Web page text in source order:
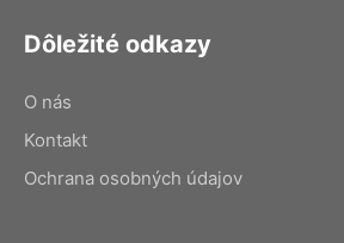
Dôležité odkazy
O nás
Kontakt
Ochrana osobných údajov